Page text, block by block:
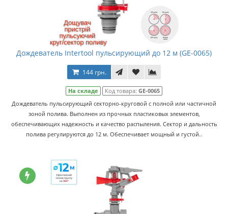
Дождеватель Intertool пульсирующий до 12 м (GE-0065)
144 грн.
На складе Код товара: GE-0065
Дождеватель пульсирующий секторно-круговой с полной или частичной
зоной полива. Выполнен из прочных пластиковых элементов,
обеспечивающих надежность и качество распыления. Сектор и дальность
полива регулируются до 12 м. Обеспечивает мощный и густой..